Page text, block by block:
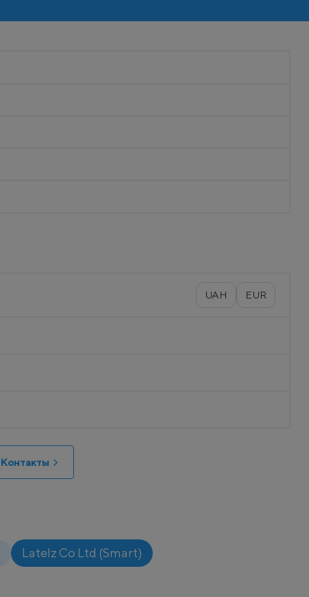
UAH EUR
Контакты
Latelz Co Ltd (Smart)